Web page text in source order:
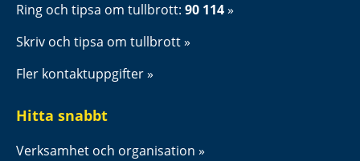
Ring och tipsa om tullbrott: 90 114
Skriv och tipsa om tullbrott
Fler kontaktuppgifter
Hitta snabbt
Verksamhet och organisation